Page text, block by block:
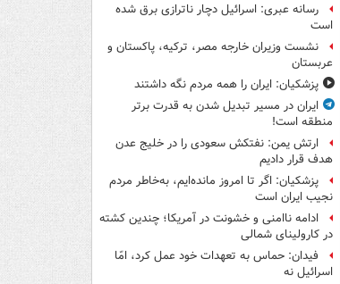
رسانه عبری: اسرائیل دچار ناترازی برق شده
است
نشست وزیران خارجه مصر، ترکیه، پاکستان و
عربستان
پزشکیان: ایران را همه مردم نگه داشتند
ایران در مسیر تبدیل شدن به قدرت برتر
منطقه است!
ارتش یمن: نفتکش سعودی را در خلیج عدن
هدف قرار دادیم
پزشکیان: اگر تا امروز مانده‌ایم، به‌خاطر مردم
نجیب ایران است
ادامه ناامنی و خشونت در آمریکا؛ چندین کشته
در کارولینای شمالی
فیدان: حماس به تعهدات خود عمل کرد، امّا
اسرائیل نه